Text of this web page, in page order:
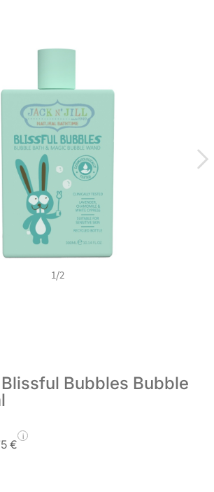
1/2
Bubbles Bubble
€
i